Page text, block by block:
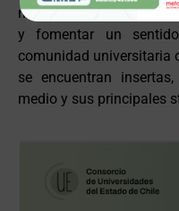
nuestras instituciones
y fomentar un
comunidad universitaria
se encuentran
medio y sus principales